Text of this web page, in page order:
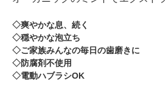
◇爽やかな息、続く
◇穏やかな泡立ち
◇ご家族みんなの毎日の歯磨きに
◇防腐剤不使用
◇電動ハブラシOK